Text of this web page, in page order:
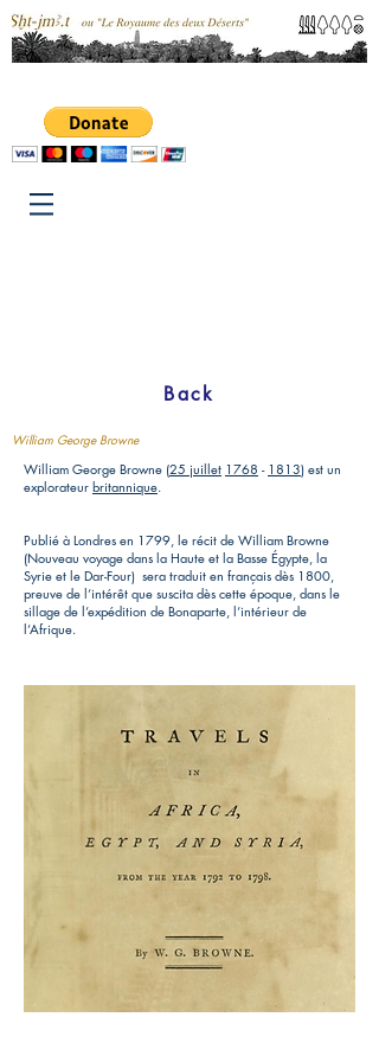
Back
William George Browne
William George Browne (25 juillet 1768 - 1813) est un
explorateur britannique.
Publié à Londres en 1799, le récit de William Browne
(Nouveau voyage dans la Haute et la Basse Égypte, la
Syrie et le Dar-Four) sera traduit en français dès 1800,
preuve de l’intérêt que suscita dès cette époque, dans le
sillage de l’expédition de Bonaparte, l’intérieur de
l’Afrique.